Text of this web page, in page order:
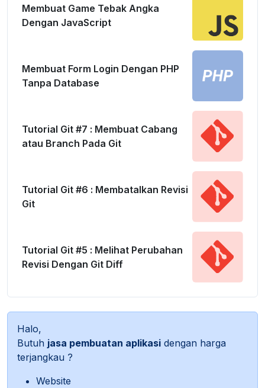
Membuat Game Tebak Angka
Dengan JavaScript
Membuat Form Login Dengan PHP
Tanpa Database
Tutorial Git #7 : Membuat Cabang
atau Branch Pada Git
Tutorial Git #6 : Membatalkan Revisi
Git
Tutorial Git #5 : Melihat Perubahan
Revisi Dengan Git Diff
Halo,
Butuh jasa pembuatan aplikasi dengan harga
terjangkau ?
Website